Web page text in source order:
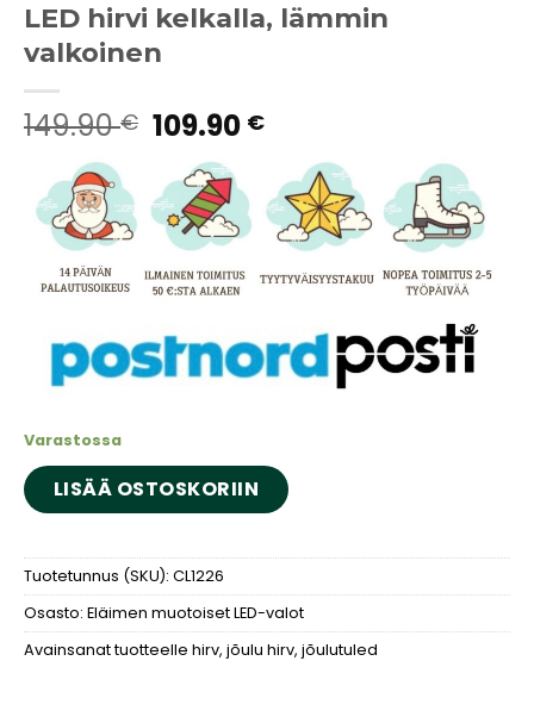
LED hirvi kelkalla, lämmin
valkoinen
149.90€ Alkuperäinen
hinta
oli:
149.90 €.
109.90 €Nykyinen
hinta
on:
109.90 €.
Varastossa
LISÄÄ OSTOSKORIIN
Tuotetunnus (SKU): CL1226
Osasto: Eläimen muotoiset LED-valot
Avainsanat tuotteelle hirv, jõulu hirv, jõulutuled